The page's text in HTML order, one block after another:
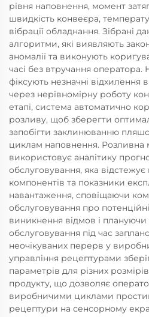
рівня наповнення, момент
швидкість конвеєра,
вібрації обладнання. Зібрані
алгоритми, які виявляють
аномалії та виконують
часі без втручання
фіксують незначні відхилення
через нерівномірну роботу
етапі, система автоматично
розливу, щоб зберегти
запобігти заклинюванню
циклам наповнення.
використовує аналітику
обслуговування, яка
компонентів та показники
навантаження, сповіщаючи
обслуговування про
виникнення відмов і плануючи
обслуговування під час
неочікуваних перерв у
управління рецептурами
параметрів для різних
продукту, що дозволяє
виробничими циклами
рецептури на сенсорному